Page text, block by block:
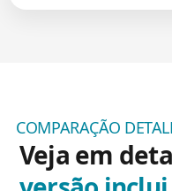
COMPARAÇÃO
Veja em